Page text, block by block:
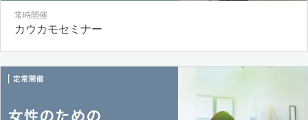
常時開催
カウカモセミナー